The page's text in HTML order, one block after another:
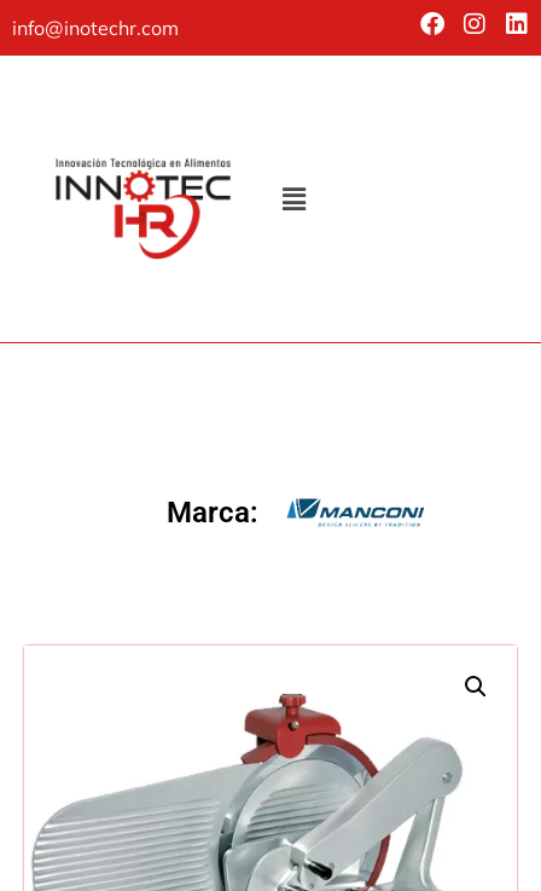
info@inotechr.com
Marca: